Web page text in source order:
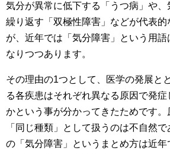
気分が異常に低下する「うつ病」や
繰り返す「双極性障害」などが代表的
が、近年では「気分障害」という用語
なりつつあります。
その理由の1つとして、医学の発展と
る各疾患はそれぞれ異なる原因で発
かという事が分かってきたためです
「同じ種類」として扱うのは不自然
の「気分障害」というまとめ方は近